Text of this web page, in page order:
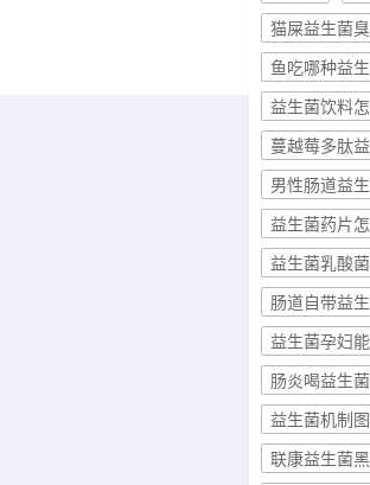
猫屎益生菌
鱼吃哪种益
益生菌饮料
蔓越莓多肽
男性肠道益
益生菌药片
益生菌乳酸
肠道自带益
益生菌孕妇
肠炎喝益生
益生菌机制
联康益生菌